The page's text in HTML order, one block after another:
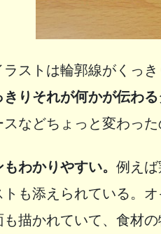
ストは輪郭線がくっ
りそれが何かが伝わる
などちょっと変わった
わかりやすい。 例え
も添えられている。
も描かれていて、食材